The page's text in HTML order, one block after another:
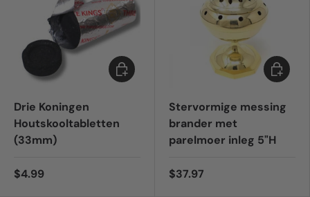
Drie Koningen
Houtskooltabletten
(33mm)
$4.99
Toevoegen aan winkelwagen
Stervormige messing
brander met
parelmoer inleg 5"H
$37.97